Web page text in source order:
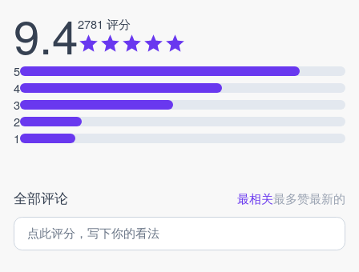
9.42781 评分
5
4
3
2
1
全部评论 最相关最多赞最新的